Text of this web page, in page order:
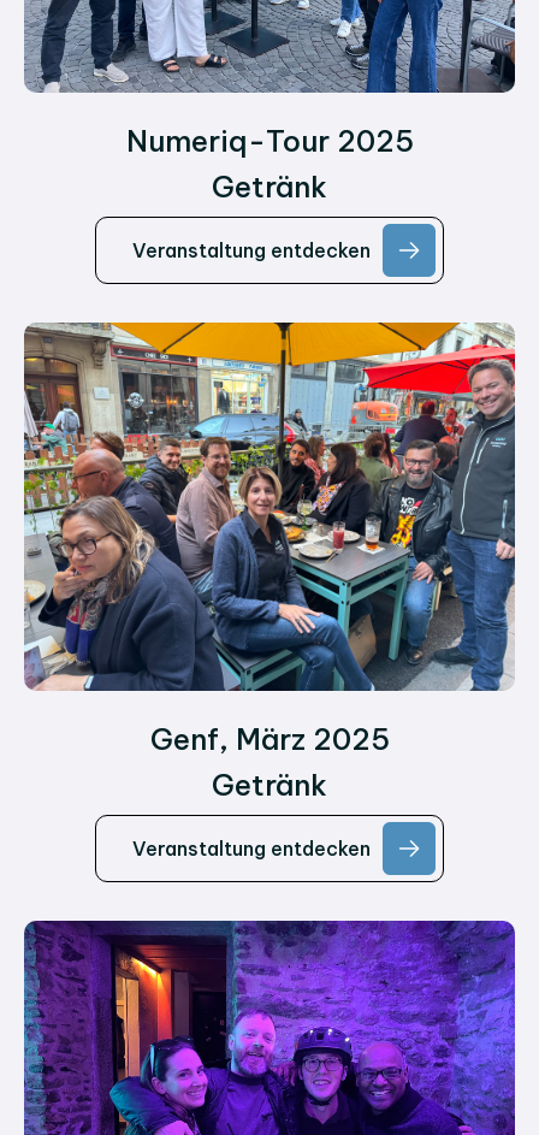
Numeriq-Tour 2025
Getränk
Veranstaltung entdecken
Genf, März 2025
Getränk
Veranstaltung entdecken